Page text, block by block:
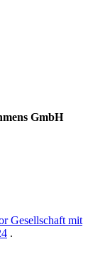
GmbH
Gesellschaft mit
.